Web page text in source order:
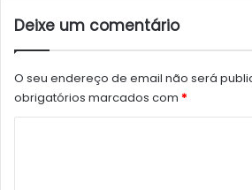
Deixe um comentário
O seu endereço de email não será
obrigatórios marcados com *